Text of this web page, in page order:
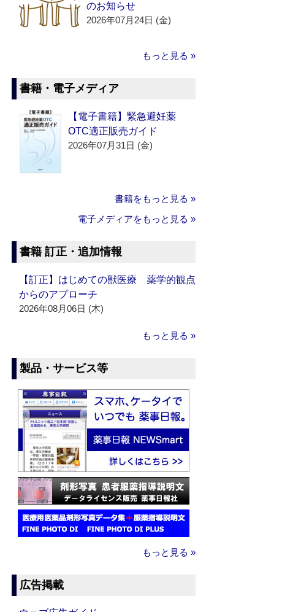
のお知らせ
2026年07月24日 (金)
もっと見る »
書籍・電子メディア
【電子書籍】緊急避妊薬
OTC適正販売ガイド
2026年07月31日 (金)
書籍をもっと見る »
電子メディアをもっと見る »
書籍 訂正・追加情報
【訂正】はじめての獣医療 薬学的観点
からのアプローチ
2026年08月06日 (木)
もっと見る »
製品・サービス等
もっと見る »
広告掲載